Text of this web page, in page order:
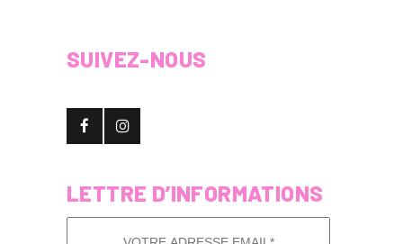
SUIVEZ-NOUS
LETTRE D’INFORMATIONS